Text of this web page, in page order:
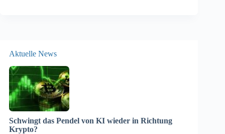
Aktuelle News
Schwingt das Pendel von KI wieder in Richtung
Krypto?